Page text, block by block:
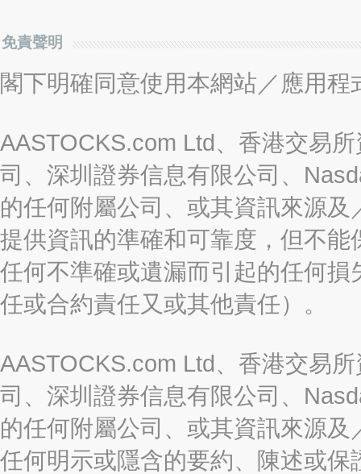
免責聲明
閣下明確同意使用本網站／應用
AASTOCKS.com Ltd、香港交易
司、深圳證券信息有限公司、
的任何附屬公司、或其資訊來源
提供資訊的準確和可靠度，但不
任何不準確或遺漏而引起的任何
任或合約責任又或其他責任）。
AASTOCKS.com Ltd、香港交易
司、深圳證券信息有限公司、
的任何附屬公司、或其資訊來源
任何明示或隱含的要約、陳述或